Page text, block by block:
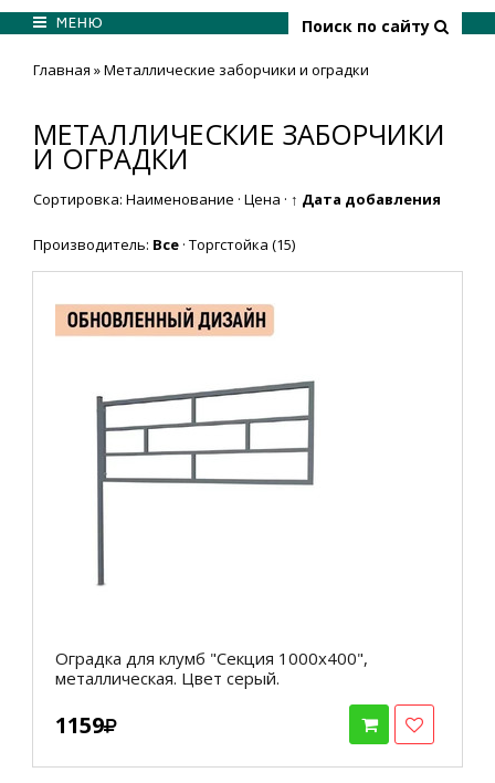
МЕНЮ
Поиск по сайту
Главная »Металлические заборчики и оградки
МЕТАЛЛИЧЕСКИЕ ЗАБОРЧИКИ
И ОГРАДКИ
Сортировка: Наименование · Цена · ↑ Дата добавления
Производитель: Все · Торгстойка (15)
Оградка для клумб "Секция 1000х400",
металлическая. Цвет серый.
1159